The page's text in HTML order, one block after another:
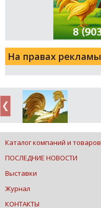
На правах рекламы
Каталог компаний и товаров
ПОСЛЕДНИЕ НОВОСТИ
Выставки
Журнал
КОНТАКТЫ